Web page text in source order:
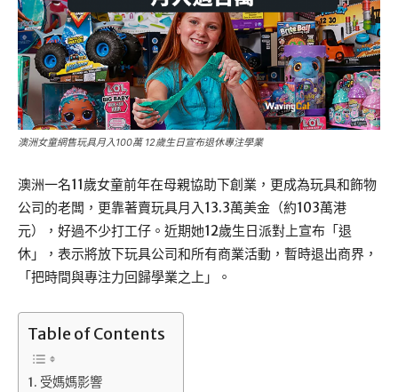
澳洲女童網售玩具月入100萬 12歲生日宣布退休專注學業
澳洲一名11歲女童前年在母親協助下創業，更成為玩具和飾物
公司的老闆，更靠著賣玩具月入13.3萬美金（約103萬港
元），好過不少打工仔。近期她12歲生日派對上宣布「退
休」，表示將放下玩具公司和所有商業活動，暫時退出商界，
「把時間與專注力回歸學業之上」。
Table of Contents
受媽媽影響